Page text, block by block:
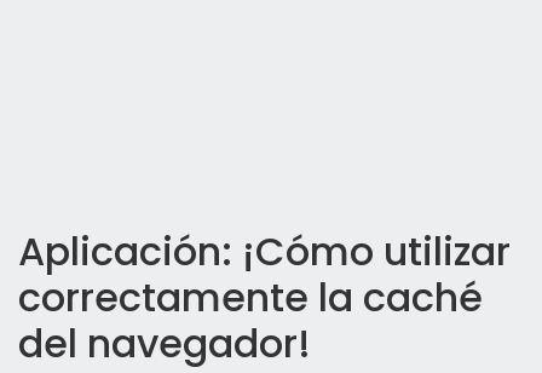
Aplicación: ¡Cómo utilizar
correctamente la caché
del navegador!